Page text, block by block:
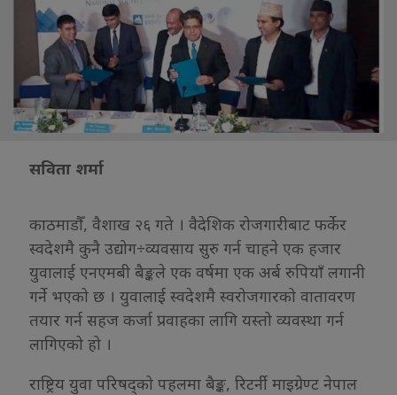
सविता शर्मा
काठमाडौँ, वैशाख २६ गते । वैदेशिक रोजगारीबाट फर्केर
स्वदेशमै कुनै उद्योग÷व्यवसाय सुरु गर्न चाहने एक हजार
युवालाई एनएमबी बैङ्कले एक वर्षमा एक अर्ब रुपियाँ लगानी
गर्ने भएको छ । युवालाई स्वदेशमै स्वरोजगारको वातावरण
तयार गर्न सहज कर्जा प्रवाहका लागि यस्तो व्यवस्था गर्न
लागिएको हो ।
राष्ट्रिय युवा परिषद्को पहलमा बैङ्क, रिटर्नी माइग्रेण्ट नेपाल